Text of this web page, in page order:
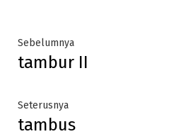
Post
navigation
SebelumnyaPrevious
post:
tambur II
SeterusnyaNext
post:
tambus